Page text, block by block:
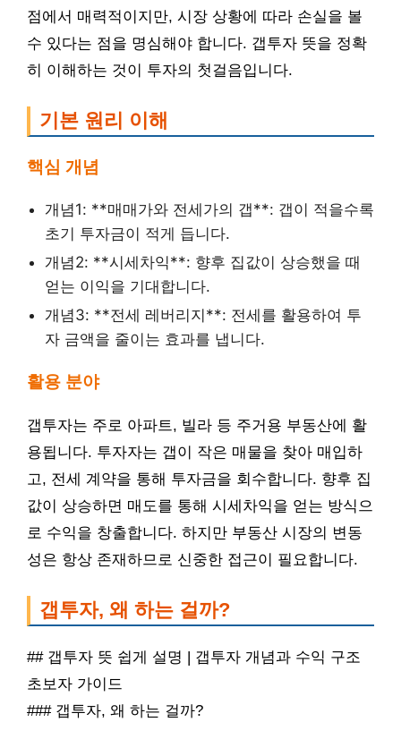
점에서 매력적이지만, 시장 상황에 따라 손실을 볼
수 있다는 점을 명심해야 합니다. 갭투자 뜻을 정확
히 이해하는 것이 투자의 첫걸음입니다.
기본 원리 이해
핵심 개념
개념1: **매매가와 전세가의 갭**: 갭이 적을수록
초기 투자금이 적게 듭니다.
개념2: **시세차익**: 향후 집값이 상승했을 때
얻는 이익을 기대합니다.
개념3: **전세 레버리지**: 전세를 활용하여 투
자 금액을 줄이는 효과를 냅니다.
활용 분야
갭투자는 주로 아파트, 빌라 등 주거용 부동산에 활
용됩니다. 투자자는 갭이 작은 매물을 찾아 매입하
고, 전세 계약을 통해 투자금을 회수합니다. 향후 집
값이 상승하면 매도를 통해 시세차익을 얻는 방식으
로 수익을 창출합니다. 하지만 부동산 시장의 변동
성은 항상 존재하므로 신중한 접근이 필요합니다.
갭투자, 왜 하는 걸까?
## 갭투자 뜻 쉽게 설명 | 갭투자 개념과 수익 구조
초보자 가이드
### 갭투자, 왜 하는 걸까?